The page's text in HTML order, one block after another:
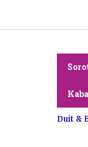
konten
Duit &